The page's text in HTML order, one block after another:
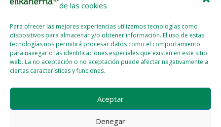
de las cookies
Para ofrecer las mejores experiencias utilizamos tecnologías como
dispositivos para almacenar y/o obtener información. El uso de estas
tecnologías nos permitirá procesar datos como el comportamiento
para navegar o las identificaciones especiales que existen en este sitio
web. La no aceptación o no aceptación puede afectar negativamente a
ciertas características y funciones.
Aceptar
Denegar